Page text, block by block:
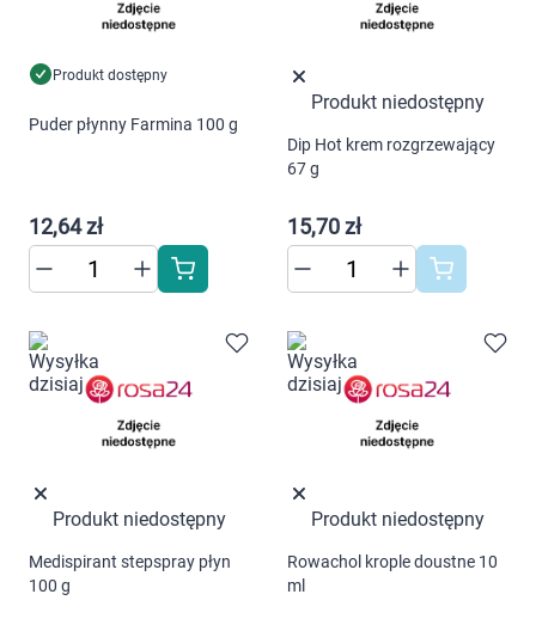
Produkt dostępny
Puder płynny Farmina 100 g
12,64 zł
Produkt niedostępny
Dip Hot krem rozgrzewający
67 g
15,70 zł
Produkt niedostępny
Medispirant stepspray płyn
100 g
Produkt niedostępny
Rowachol krople doustne 10
ml